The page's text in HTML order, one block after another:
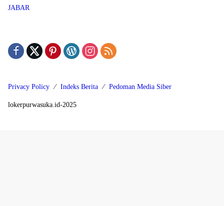
JABAR
Privacy Policy Indeks Berita Pedoman Media Siber
lokerpurwasuka.id-2025